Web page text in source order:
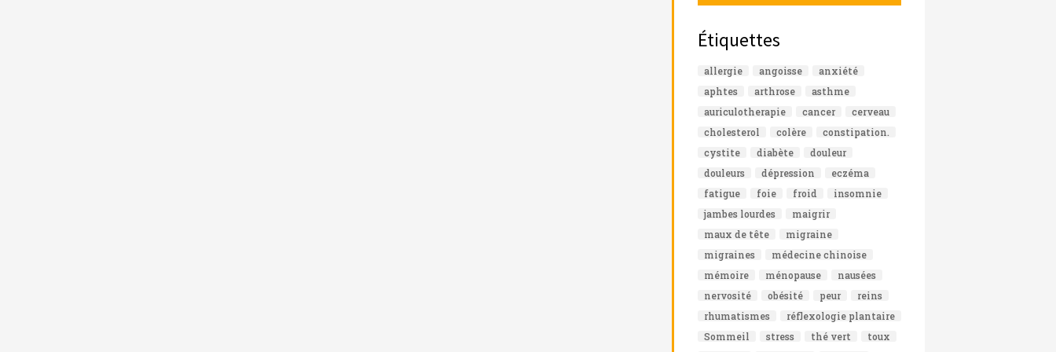
Étiquettes
allergie angoisse
anxiété
aphtes
arthrose
asthme
auriculotherapie
cancer
cerveau
cholesterol
colère
constipation.
cystite
diabète
douleur
douleurs
dépression
eczéma
fatigue
foie froid
insomnie
jambes lourdes
maigrir
maux de tête
migraine
migraines
médecine chinoise
mémoire
ménopause
nausées
nervosité
obésité peur
reins
rhumatismes
réflexologie plantaire
Sommeil
stress thé vert
toux